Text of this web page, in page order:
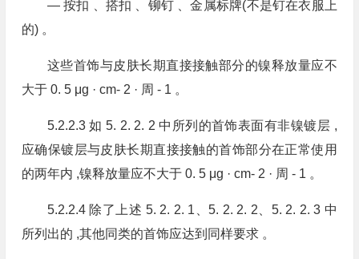
— 按扣 、搭扣 、铆钉 、金属标牌(不是钉在衣服上
的) 。
这些首饰与皮肤长期直接接触部分的镍释放量应不
大于 0. 5 μg · cm- 2 · 周 - 1 。
5.2.2.3 如 5. 2. 2. 2 中所列的首饰表面有非镍镀层 ,
应确保镀层与皮肤长期直接接触的首饰部分在正常使用
的两年内 ,镍释放量应不大于 0. 5 μg · cm- 2 · 周 - 1 。
5.2.2.4 除了上述 5. 2. 2. 1、5. 2. 2. 2、5. 2. 2. 3 中
所列出的 ,其他同类的首饰应达到同样要求 。